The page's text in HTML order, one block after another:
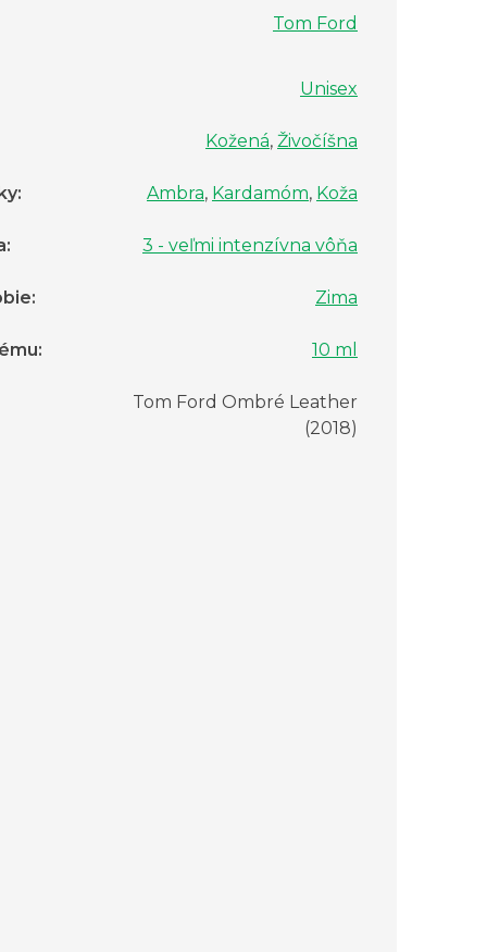
Tom Ford
Unisex
Kožená, Živočíšna
: Ambra, Kardamóm, Koža
: 3 - veľmi intenzívna vôňa
: Zima
: 10 ml
Tom Ford Ombré Leather
(2018)